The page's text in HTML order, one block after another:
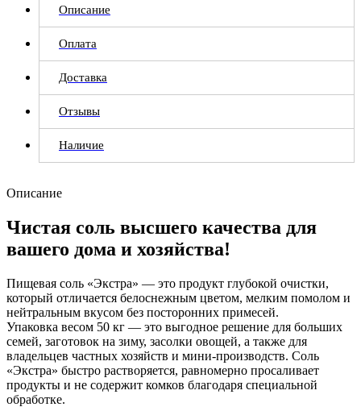
Описание
Оплата
Доставка
Отзывы
Наличие
Описание
Чистая соль высшего качества для
вашего дома и хозяйства!
Пищевая соль «Экстра» — это продукт глубокой очистки,
который отличается белоснежным цветом, мелким помолом и
нейтральным вкусом без посторонних примесей.
Упаковка весом 50 кг — это выгодное решение для больших
семей, заготовок на зиму, засолки овощей, а также для
владельцев частных хозяйств и мини-производств. Соль
«Экстра» быстро растворяется, равномерно просаливает
продукты и не содержит комков благодаря специальной
обработке.